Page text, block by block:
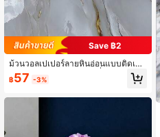
Save ฿2
ม้วนวอลเปเปอร์ลายหินอ่อนแบบติดเอง
ได้, กระดาษติดผนังไวนิลที่ถอดออกได้
สำหรับห้องนั่งเล่น, ห้องครัว, ห้องนอน แ
฿57 -3%